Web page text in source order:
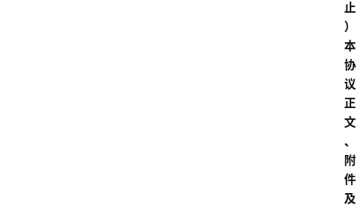
止
）
本
协
议
正
文
、
附
件
及